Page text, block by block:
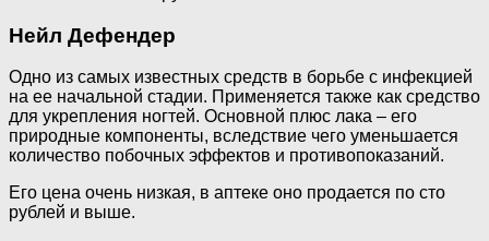
Нейл Дефендер
Одно из самых известных средств в борьбе с инфекцией
на ее начальной стадии. Применяется также как средство
для укрепления ногтей. Основной плюс лака – его
природные компоненты, вследствие чего уменьшается
количество побочных эффектов и противопоказаний.
Его цена очень низкая, в аптеке оно продается по сто
рублей и выше.